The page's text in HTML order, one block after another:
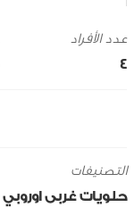
4
التصنيفات
حلويات غربى اوروبي